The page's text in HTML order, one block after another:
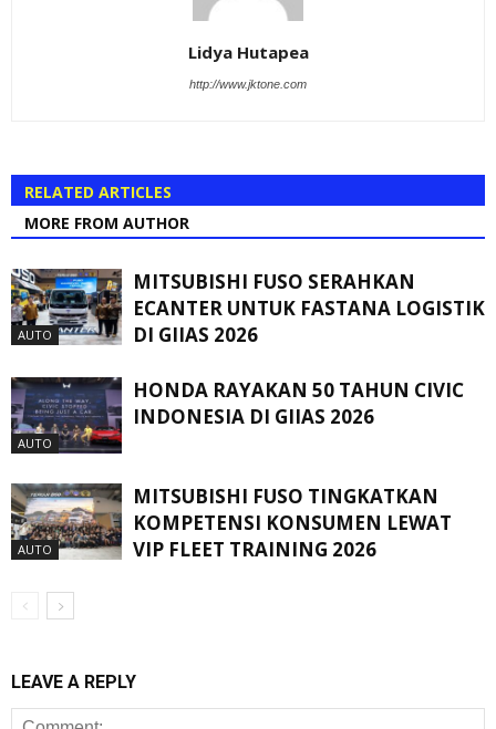
Lidya Hutapea
http://www.jktone.com
RELATED ARTICLES
MORE FROM AUTHOR
AUTO
MITSUBISHI FUSO SERAHKAN
ECANTER UNTUK FASTANA LOGISTIK
DI GIIAS 2026
AUTO
HONDA RAYAKAN 50 TAHUN CIVIC
INDONESIA DI GIIAS 2026
AUTO
MITSUBISHI FUSO TINGKATKAN
KOMPETENSI KONSUMEN LEWAT
VIP FLEET TRAINING 2026
LEAVE A REPLY